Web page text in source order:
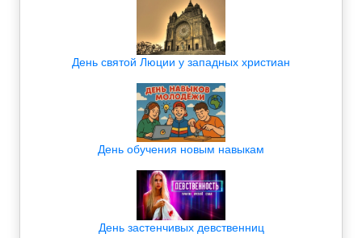
День святой Люции у западных христиан
День обучения новым навыкам
День застенчивых девственниц